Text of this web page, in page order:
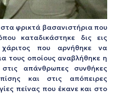
φρικτά βασανιστήρια που
καταδικάστηκε δις εις
που αρνήθηκε να
τους οποίους αναβλήθηκε η
απάνθρωπες συνθήκες
και στις απόπειρες
πείνας που έκανε και στο